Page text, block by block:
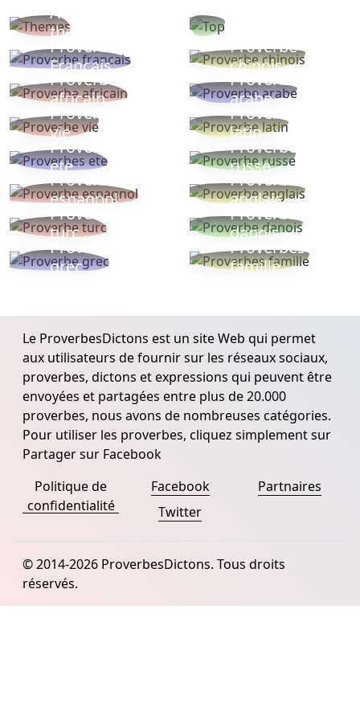
Autres
thèmes
Proverbe
Français
Proverbe
chinois
Proverbe
africain
Proverbe
arabe
Proverbe
vie
Proverbe
latin
Proverbes
ete
Proverbe
russe
Proverbe
espagnol
Proverbe
anglais
Proverbe
turc
Proverbe
danois
Proverbe
grec
Proverbes
famille
Le ProverbesDictons est un site Web qui permet
aux utilisateurs de fournir sur les réseaux sociaux,
proverbes, dictons et expressions qui peuvent être
envoyées et partagées entre plus de 20.000
proverbes, nous avons de nombreuses catégories.
Pour utiliser les proverbes, cliquez simplement sur
Partager sur Facebook
Politique de
confidentialité
Facebook
Twitter
Partnaires
© 2014-2026 ProverbesDictons. Tous droits
réservés.